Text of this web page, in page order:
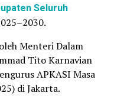
Seluruh
Menteri Dalam
Tito Karnavian
APKASI Masa
di Jakarta.